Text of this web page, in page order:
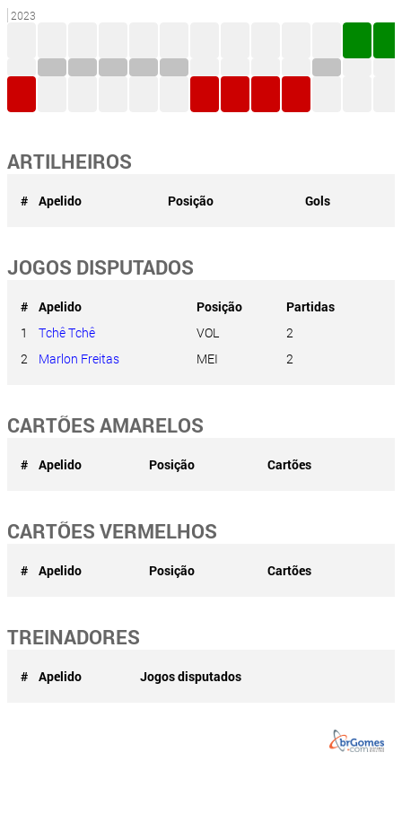
2023
ARTILHEIROS
# Apelido Posição Gols
JOGOS DISPUTADOS
# Apelido Posição
Partidas
1
Tchê Tchê VOL
2
2
Marlon Freitas MEI 2
CARTÕES AMARELOS
# Apelido Posição Cartões
CARTÕES VERMELHOS
# Apelido Posição Cartões
TREINADORES
# Apelido Jogos disputados